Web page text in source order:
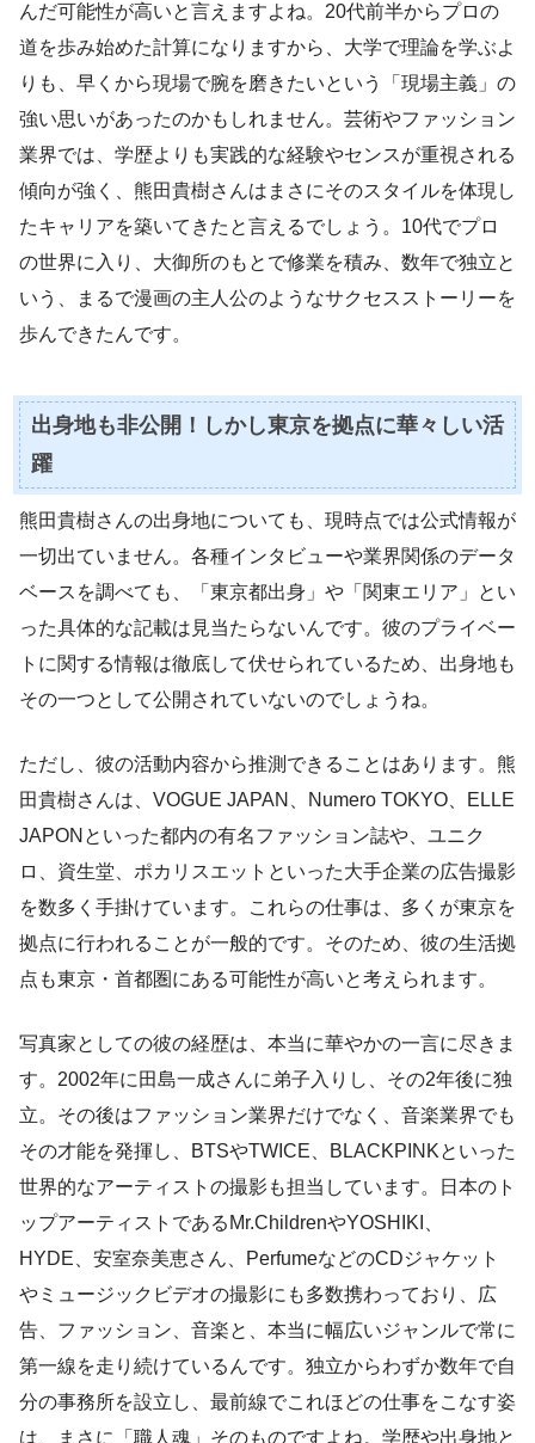
んだ可能性が高いと言えますよね。20代前半からプロの
道を歩み始めた計算になりますから、大学で理論を学ぶよ
りも、早くから現場で腕を磨きたいという「現場主義」の
強い思いがあったのかもしれません。芸術やファッション
業界では、学歴よりも実践的な経験やセンスが重視される
傾向が強く、熊田貴樹さんはまさにそのスタイルを体現し
たキャリアを築いてきたと言えるでしょう。10代でプロ
の世界に入り、大御所のもとで修業を積み、数年で独立と
いう、まるで漫画の主人公のようなサクセスストーリーを
歩んできたんです。
出身地も非公開！しかし東京を拠点に華々しい活
躍
熊田貴樹さんの出身地についても、現時点では公式情報が
一切出ていません。各種インタビューや業界関係のデータ
ベースを調べても、「東京都出身」や「関東エリア」とい
った具体的な記載は見当たらないんです。彼のプライベー
トに関する情報は徹底して伏せられているため、出身地も
その一つとして公開されていないのでしょうね。
ただし、彼の活動内容から推測できることはあります。熊
田貴樹さんは、VOGUE JAPAN、Numero TOKYO、ELLE
JAPONといった都内の有名ファッション誌や、ユニク
ロ、資生堂、ポカリスエットといった大手企業の広告撮影
を数多く手掛けています。これらの仕事は、多くが東京を
拠点に行われることが一般的です。そのため、彼の生活拠
点も東京・首都圏にある可能性が高いと考えられます。
写真家としての彼の経歴は、本当に華やかの一言に尽きま
す。2002年に田島一成さんに弟子入りし、その2年後に独
立。その後はファッション業界だけでなく、音楽業界でも
その才能を発揮し、BTSやTWICE、BLACKPINKといった
世界的なアーティストの撮影も担当しています。日本のト
ップアーティストであるMr.ChildrenやYOSHIKI、
HYDE、安室奈美恵さん、PerfumeなどのCDジャケット
やミュージックビデオの撮影にも多数携わっており、広
告、ファッション、音楽と、本当に幅広いジャンルで常に
第一線を走り続けているんです。独立からわずか数年で自
分の事務所を設立し、最前線でこれほどの仕事をこなす姿
は、まさに「職人魂」そのものですよね。学歴や出身地と